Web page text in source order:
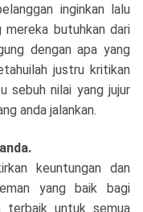
inginkan lalu
mereka butuhkan dari
dengan apa yang
justru kritikan
sebuh nilai yang jujur
anda jalankan.
keuntungan dan
yang baik bagi
terbaik untuk semua